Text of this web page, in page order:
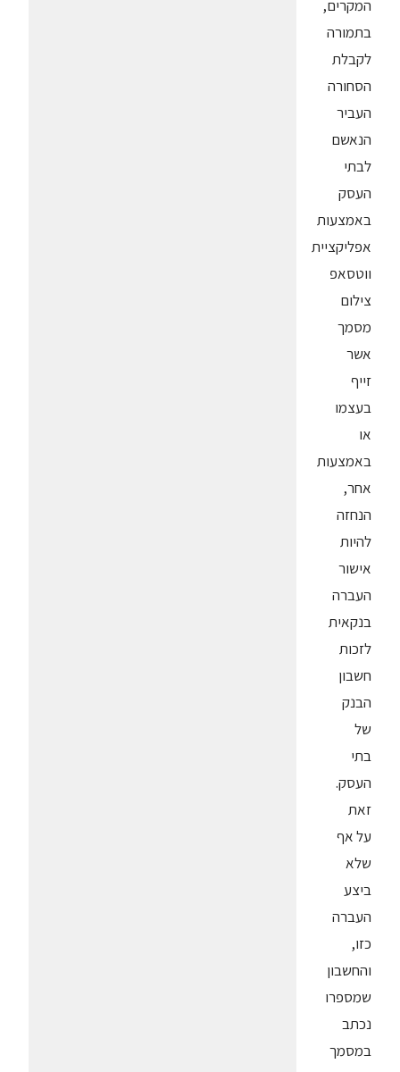
המקרים,
בתמורה
לקבלת
הסחורה
העביר
הנאשם
לבתי
העסק
באמצעות
אפליקציית
ווטסאפ
צילום
מסמך
אשר
זייף
בעצמו
או
באמצעות
אחר,
הנחזה
להיות
אישור
העברה
בנקאית
לזכות
חשבון
הבנק
של
בתי
העסק.
זאת
על אף
שלא
ביצע
העברה
כזו,
והחשבון
שמספרו
נכתב
במסמך